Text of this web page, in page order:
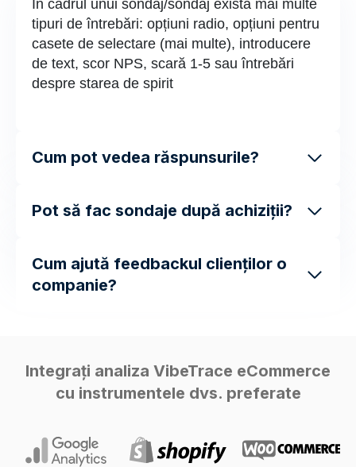
În cadrul unui sondaj/sondaj există mai multe
tipuri de întrebări: opțiuni radio, opțiuni pentru
casete de selectare (mai multe), introducere
de text, scor NPS, scară 1-5 sau întrebări
despre starea de spirit
Cum pot vedea răspunsurile?
Pot să fac sondaje după achiziții?
Cum ajută feedbackul clienților o
companie?
Integrați analiza VibeTrace eCommerce
cu instrumentele dvs. preferate